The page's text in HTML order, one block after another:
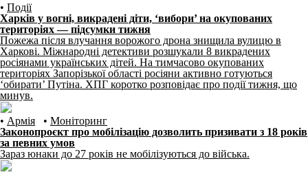
• Події
Харків у вогні, викрадені діти, ‘вибори’ на окупованих
територіях — підсумки тижня
Пожежа після влучання ворожого дрона знищила вулицю в
Харкові. Міжнародні детективи розшукали 8 викрадених
росіянами українських дітей. На тимчасово окупованих
територіях Запорізької області росіяни активно готуються
‘обирати’ Путіна. ХПГ коротко розповідає про події тижня, що
минув.
• Армія • Моніторинг
Законопроєкт про мобілізацію дозволить призивати з 18 років
за певних умов
Зараз юнаки до 27 років не мобілізуються до війська.